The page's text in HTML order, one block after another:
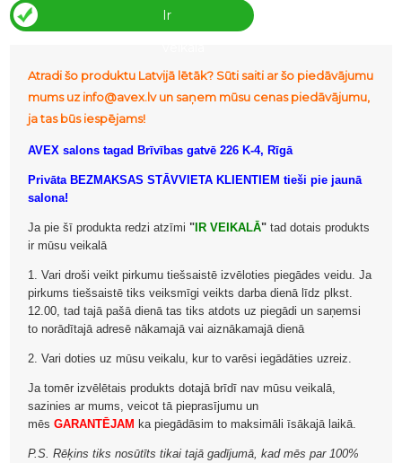
Ir
Atradi šo produktu Latvijā lētāk? Sūti saiti ar šo piedāvājumu
mums uz info@avex.lv un saņem mūsu cenas piedāvājumu,
ja tas būs iespējams!
AVEX salons tagad Brīvības gatvē 226 K-4, Rīgā
Privāta BEZMAKSAS STĀVVIETA KLIENTIEM tieši pie jaunā
salona!
Ja pie šī produkta redzi atzīmi " IR VEIKALĀ" tad dotais produkts
ir mūsu veikalā
1. Vari droši veikt pirkumu tiešsaistē izvēloties piegādes veidu. Ja
pirkums tiešsaistē tiks veiksmīgi veikts darba dienā līdz plkst.
12.00, tad tajā pašā dienā tas tiks atdots uz piegādi un saņemsi
to norādītajā adresē nākamajā vai aiznākamajā dienā
2. Vari doties uz mūsu veikalu, kur to varēsi iegādāties uzreiz.
Ja tomēr izvēlētais produkts dotajā brīdī nav mūsu veikalā,
sazinies ar mums, veicot tā pieprasījumu un
mēsGARANTĒJAM ka piegādāsim to maksimāli īsākajā laikā.
P.S. Rēķins tiks nosūtīts tikai tajā gadījumā, kad mēs par 100%